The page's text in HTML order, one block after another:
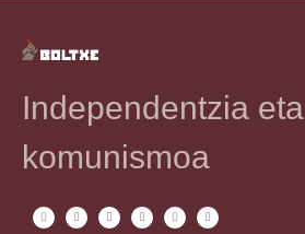
Independentzia eta
komunismoa